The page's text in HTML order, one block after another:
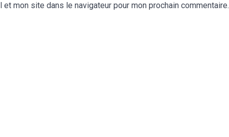
et mon site dans le navigateur pour mon prochain commentaire.